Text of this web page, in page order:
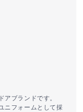
ブランドです。
ニフォームとして採